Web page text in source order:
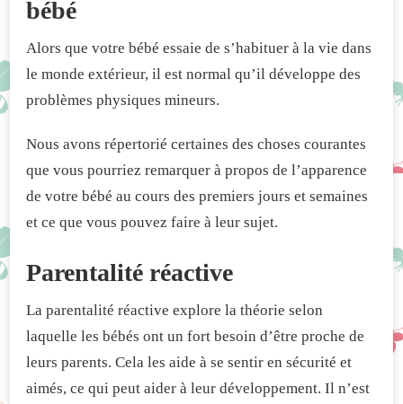
bébé
Alors que votre bébé essaie de s’habituer à la vie dans
le monde extérieur, il est normal qu’il développe des
problèmes physiques mineurs.
Nous avons répertorié certaines des choses courantes
que vous pourriez remarquer à propos de l’apparence
de votre bébé au cours des premiers jours et semaines
et ce que vous pouvez faire à leur sujet.
Parentalité réactive
La parentalité réactive explore la théorie selon
laquelle les bébés ont un fort besoin d’être proche de
leurs parents. Cela les aide à se sentir en sécurité et
aimés, ce qui peut aider à leur développement. Il n’est